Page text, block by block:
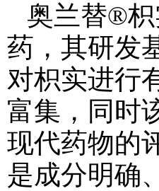
奥兰替®枳
药，其研发
对枳实进行
富集 ， 同时
现代药物的
是成分明确